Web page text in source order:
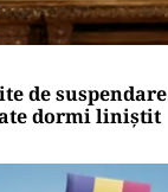
de
dormi liniștit